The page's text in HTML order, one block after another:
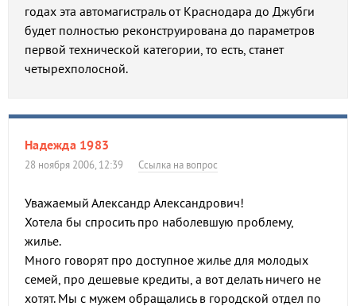
годах эта автомагистраль от Краснодара до Джубги
будет полностью реконструирована до параметров
первой технической категории, то есть, станет
четырехполосной.
Надежда 1983
28 ноября 2006, 12:39 Ссылка на вопрос
Уважаемый Александр Александрович!
Хотела бы спросить про наболевшую проблему,
жилье.
Много говорят про доступное жилье для молодых
семей, про дешевые кредиты, а вот делать ничего не
хотят. Мы с мужем обращались в городской отдел по